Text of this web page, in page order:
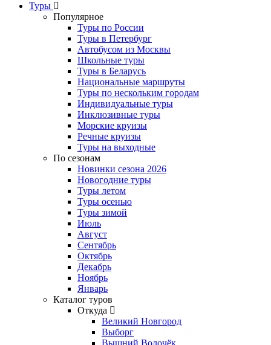
Туры
Популярное
Туры по России
Туры в Петербург
Автобусом из Москвы
Школьные туры
Туры в Беларусь
Национальные маршруты
Туры по нескольким городам
Индивидуальные туры
Инклюзивные туры
Морские круизы
Речные круизы
Туры на выходные
По сезонам
Новинки сезона 2026
Новогодние туры
Туры летом
Туры осенью
Туры зимой
Июль
Август
Сентябрь
Октябрь
Декабрь
Ноябрь
Январь
Каталог туров
Откуда
Великий Новгород
Выборг
Вышний Волочёк